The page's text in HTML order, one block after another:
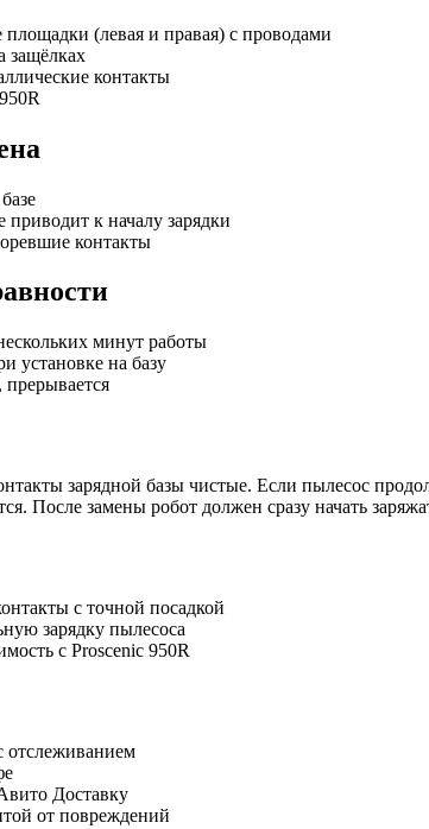
(левая и правая) с проводами
защёлках
контакты
к началу зарядки
контакты
минут работы
установке на базу
прерывается
зарядной базы чистые. Если пылесос
После замены робот должен сразу начать
с точной посадкой
зарядку пылесоса
с Proscenic 950R
отслеживанием
Доставку
от повреждений